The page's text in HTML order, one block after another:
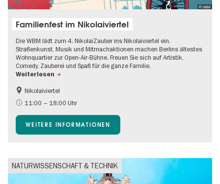
© WBM
Familienfest im Nikolaiviertel
Die WBM lädt zum 4. NikolaiZauber ins Nikolaiviertel ein.
Straßenkunst, Musik und Mitmachaktionen machen Berlins ältestes
Wohnquartier zur Open-Air-Bühne. Freuen Sie sich auf Artistik,
Comedy, Zauberei und Spaß für die ganze Familie.
Weiterlesen
Barrierefrei
Food
Gratis
Kinder
Ticket-Tipp
Nikolaiviertel
11:00 – 18:00 Uhr
WEITERE INFORMATIONEN
NATURWISSENSCHAFT & TECHNIK